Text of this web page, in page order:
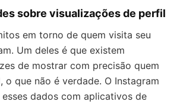
sobre visualizações de perfil
em torno de quem visita seu
Um deles é que existem
de mostrar com precisão quem
o que não é verdade. O Instagram
dados com aplicativos de